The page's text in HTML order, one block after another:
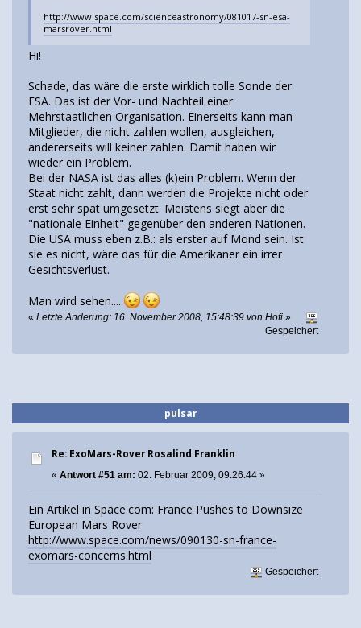
http://www.space.com/scienceastronomy/081017-sn-esa-
marsrover.html
Hi!
Schade, das wäre die erste wirklich tolle Sonde der
ESA. Das ist der Vor- und Nachteil einer
Mehrstaatlichen Organisation. Einerseits kann man
Mitglieder, die nicht zahlen wollen, ausgleichen,
andererseits will keiner zahlen. Damit haben wir
wieder ein Problem.
Bei der NASA ist das alles (k)ein Problem. Wenn der
Staat nicht zahlt, dann werden die Projekte nicht oder
erst sehr spät umgesetzt. Meistens siegt aber die
"nationale Einheit" gegenüber den anderen Nationen.
Die USA muss eben z.B.: als erster auf Mond sein. Ist
sie es nicht, wäre das für die Amerikaner ein irrer
Gesichtsverlust.
Man wird sehen....
« Letzte Änderung: 16. November 2008, 15:48:39 von Hofi »
Gespeichert
pulsar
Re: ExoMars-Rover Rosalind Franklin
« Antwort #51 am: 02. Februar 2009, 09:26:44 »
Ein Artikel in Space.com: France Pushes to Downsize
European Mars Rover
http://www.space.com/news/090130-sn-france-
exomars-concerns.html
Gespeichert